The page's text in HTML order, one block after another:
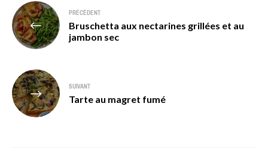
Navigation
de
l’article
PRÉCÉDENT
Bruschetta aux nectarines grillées et au
jambon sec
SUIVANT
Tarte au magret fumé